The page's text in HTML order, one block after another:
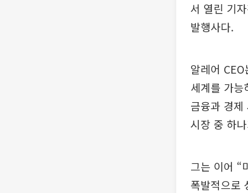
서 열린 기
발행사다.
알레어
세계를 가
금융과 경
시장 중 하
그는 이어 “
폭발적으로